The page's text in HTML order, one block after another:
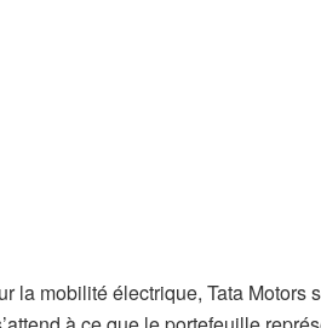
la mobilité électrique, Tata